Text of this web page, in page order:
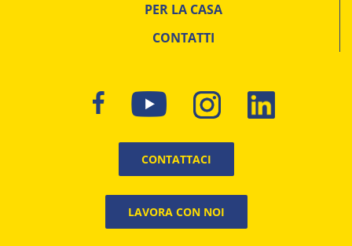
PER LA CASA
CONTATTI
CONTATTACI
LAVORA CON NOI